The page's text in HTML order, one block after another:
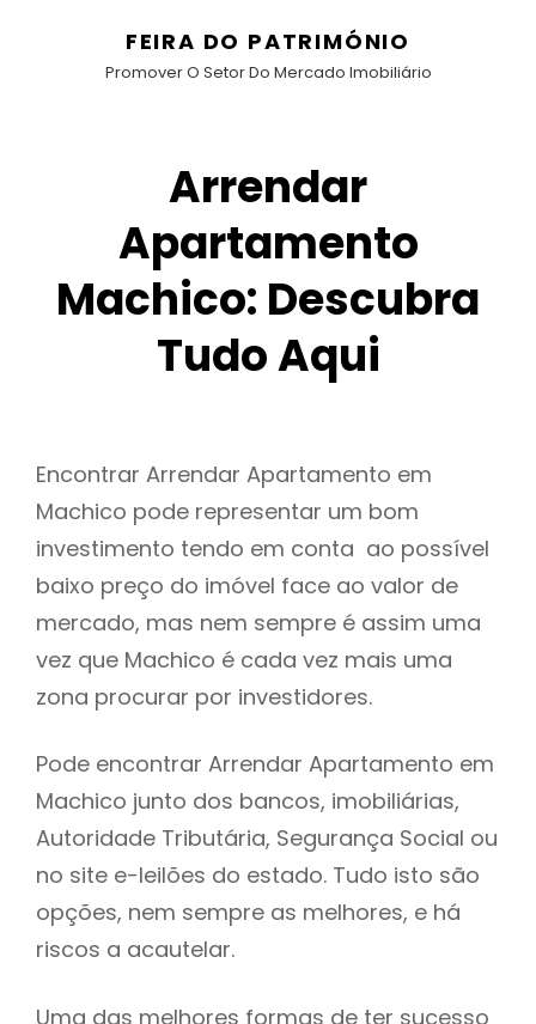
FEIRA DO PATRIMÓNIO
Promover O Setor Do Mercado Imobiliário
Arrendar
Apartamento
Machico: Descubra
Tudo Aqui
Encontrar Arrendar Apartamento em
Machico pode representar um bom
investimento tendo em conta ao possível
baixo preço do imóvel face ao valor de
mercado, mas nem sempre é assim uma
vez que Machico é cada vez mais uma
zona procurar por investidores.
Pode encontrar Arrendar Apartamento em
Machico junto dos bancos, imobiliárias,
Autoridade Tributária, Segurança Social ou
no site e-leilões do estado. Tudo isto são
opções, nem sempre as melhores, e há
riscos a acautelar.
Uma das melhores formas de ter sucesso